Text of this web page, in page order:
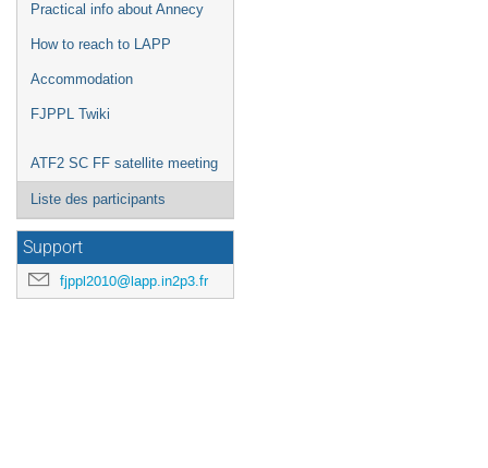
Practical info about Annecy
How to reach to LAPP
Accommodation
FJPPL Twiki
ATF2 SC FF satellite meeting
Liste des participants
Support
fjppl2010@lapp.in2p3.fr